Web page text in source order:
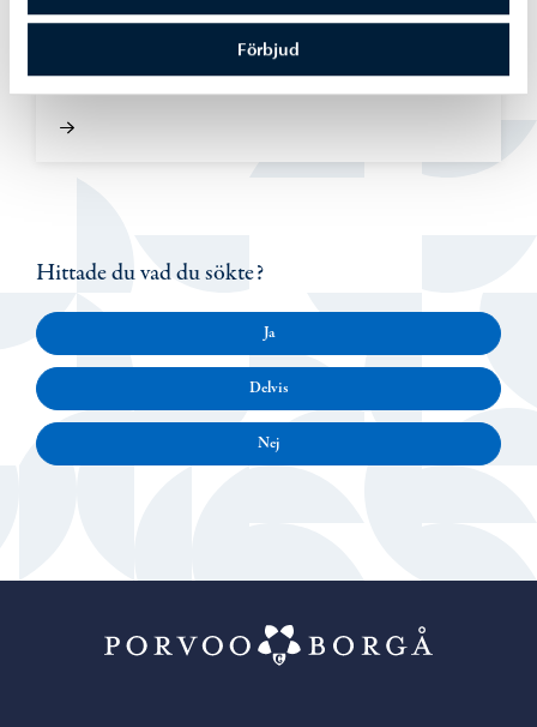
Förbjud
Invigningen av frisbeegolfbanan i Tolkis firas
den 5 augusti med ett evenemang som är
öppet för alla
Hittade du vad du sökte?
Ja
Delvis
Nej